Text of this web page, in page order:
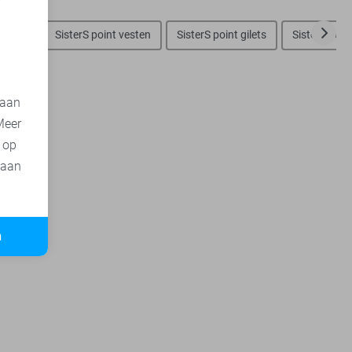
SisterS point vesten SisterS point gilets SisterS